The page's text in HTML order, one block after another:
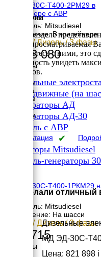
МД АД-30С-Т400-2РМ29 в
контейнере с АВР
Двигатель: Mitsudiesel
Исполнение: В контейнере
30 кВт / Дизель / 3 фазы
1 133 080
Размеры
3000 мм
Ширина
2300 мм
2470 мм
Консультация
МД ЭД-30С-Т400-1РКМ29
Двигатель: Mitsudiesel
Исполнение: На шасси
30 кВт / Дизель / 3 фазы
668 715
Размеры
Категории
В этом разделе
входит просматриваемая
ознакомьтесь с ними, это
возможность увидеть
вариантов.
Дизельные
Передвижные (на
Генераторы АД
Генераторы АД-30
Дизель с АВР
✔
Генераторы Mitsudiesel
Дизель-генераторы
Вы сделали отличный
Дизельные
МД ЭД-30С-
Цена: 821 898 i